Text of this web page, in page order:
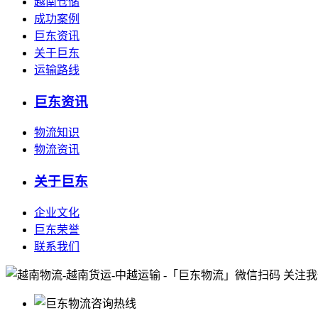
成功案例
巨东资讯
关于巨东
运输路线
巨东资讯
物流知识
物流资讯
关于巨东
企业文化
巨东荣誉
联系我们
微信扫码 关注